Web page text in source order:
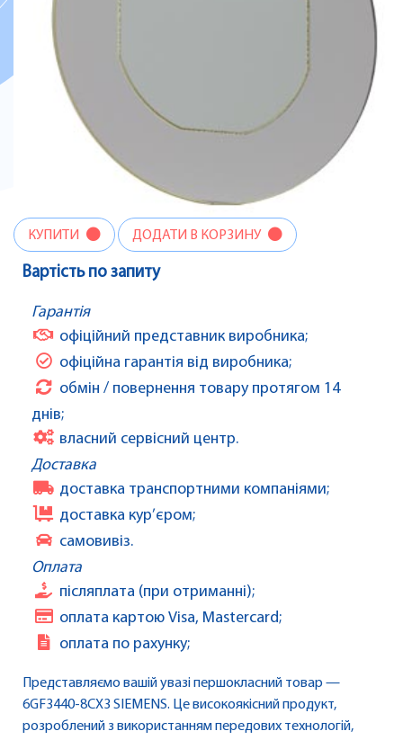
КУПИТИ ДОДАТИ В КОРЗИНУ
Вартість по запиту
Гарантія
офіційний представник виробника;
офіційна гарантія від виробника;
обмін / повернення товару протягом 14
днів;
власний сервісний центр.
Доставка
доставка транспортними компаніями;
доставка кур’єром;
самовивіз.
Оплата
післяплата (при отриманні);
оплата картою Visa, Mastercard;
оплата по рахунку;
Представляємо вашій увазі першокласний товар —
6GF3440-8CX3 SIEMENS. Це високоякісний продукт,
розроблений з використанням передових технологій,